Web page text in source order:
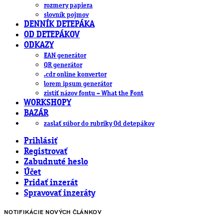
rozmery papiera
slovník pojmov
DENNÍK DETEPÁKA
OD DETEPÁKOV
ODKAZY
EAN generátor
QR generátor
.cdr online konvertor
lorem ipsum generátor
zistiť názov fontu – What the Font
WORKSHOPY
BAZÁR
zaslať súbor do rubriky Od detepákov
Prihlásiť
Registrovať
Zabudnuté heslo
Účet
Pridať inzerát
Spravovať inzeráty
NOTIFIKÁCIE NOVÝCH ČLÁNKOV